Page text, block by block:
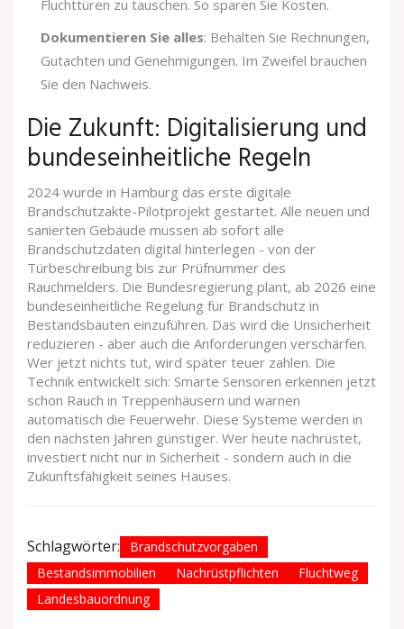
Fluchttüren zu tauschen. So sparen Sie Kosten.
Dokumentieren Sie alles: Behalten Sie Rechnungen,
Gutachten und Genehmigungen. Im Zweifel brauchen
Sie den Nachweis.
Die Zukunft: Digitalisierung und
bundeseinheitliche Regeln
2024 wurde in Hamburg das erste digitale
Brandschutzakte-Pilotprojekt gestartet. Alle neuen und
sanierten Gebäude müssen ab sofort alle
Brandschutzdaten digital hinterlegen - von der
Türbeschreibung bis zur Prüfnummer des
Rauchmelders. Die Bundesregierung plant, ab 2026 eine
bundeseinheitliche Regelung für Brandschutz in
Bestandsbauten einzuführen. Das wird die Unsicherheit
reduzieren - aber auch die Anforderungen verschärfen.
Wer jetzt nichts tut, wird später teuer zahlen. Die
Technik entwickelt sich: Smarte Sensoren erkennen jetzt
schon Rauch in Treppenhäusern und warnen
automatisch die Feuerwehr. Diese Systeme werden in
den nächsten Jahren günstiger. Wer heute nachrüstet,
investiert nicht nur in Sicherheit - sondern auch in die
Zukunftsfähigkeit seines Hauses.
Schlagwörter:
Brandschutzvorgaben
Bestandsimmobilien
Nachrüstpflichten
Fluchtweg
Landesbauordnung